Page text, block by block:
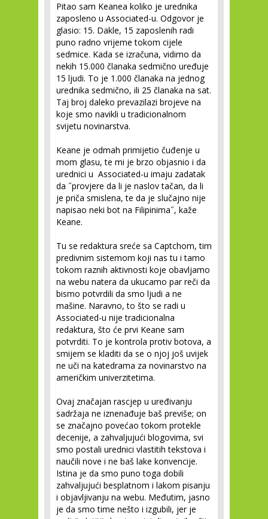
Pitao sam Keanea koliko je urednika
zaposleno u Associated-u. Odgovor je
glasio: 15. Dakle, 15 zaposlenih radi
puno radno vrijeme tokom cijele
sedmice. Kada se izračuna, vidimo da
nekih 15.000 članaka sedmično uređuje
15 ljudi. To je 1.000 članaka na jednog
urednika sedmično, ili 25 članaka na sat.
Taj broj daleko prevazilazi brojeve na
koje smo navikli u tradicionalnom
svijetu novinarstva.
Keane je odmah primijetio čuđenje u
mom glasu, te mi je brzo objasnio i da
urednici u Associated-u imaju zadatak
da ˝provjere da li je naslov tačan, da li
je priča smislena, te da je slučajno nije
napisao neki bot na Filipinima˝, kaže
Keane.
Tu se redaktura sreće sa Captchom, tim
predivnim sistemom koji nas tu i tamo
tokom raznih aktivnosti koje obavljamo
na webu natera da ukucamo par reči da
bismo potvrdili da smo ljudi a ne
mašine. Naravno, to što se radi u
Associated-u nije tradicionalna
redaktura, što će prvi Keane sam
potvrditi. To je kontrola protiv botova, a
smijem se kladiti da se o njoj još uvijek
ne uči na katedrama za novinarstvo na
američkim univerzitetima.
Ovaj značajan rascjep u uređivanju
sadržaja ne iznenađuje baš previše; on
se značajno povećao tokom protekle
decenije, a zahvaljujući blogovima, svi
smo postali urednici vlastitih tekstova i
naučili nove i ne baš lake konvencije.
Istina je da smo puno toga dobili
zahvaljujući besplatnom i lakom pisanju
i objavljivanju na webu. Međutim, jasno
je da smo time nešto i izgubili, jer je